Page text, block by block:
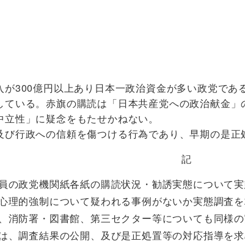
300億円以上あり日本一政治資金が多い政党であ
ている。赤旗の購読は「日本共産党への政治献金
性」に疑念をもたせかねない。
行政への信頼を傷つける行為であり、早期の是正
記
の政党機関紙各紙の購読状況・勧誘実態について実
理的強制について疑われる事例がないか実態調査を
消防署・図書館、第三セクター等についても同様の
、調査結果の公開、及び是正処置等の対応指導を求